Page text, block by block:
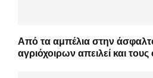
Από τα αμπέλια στην
αγριόχοιρων απειλεί και